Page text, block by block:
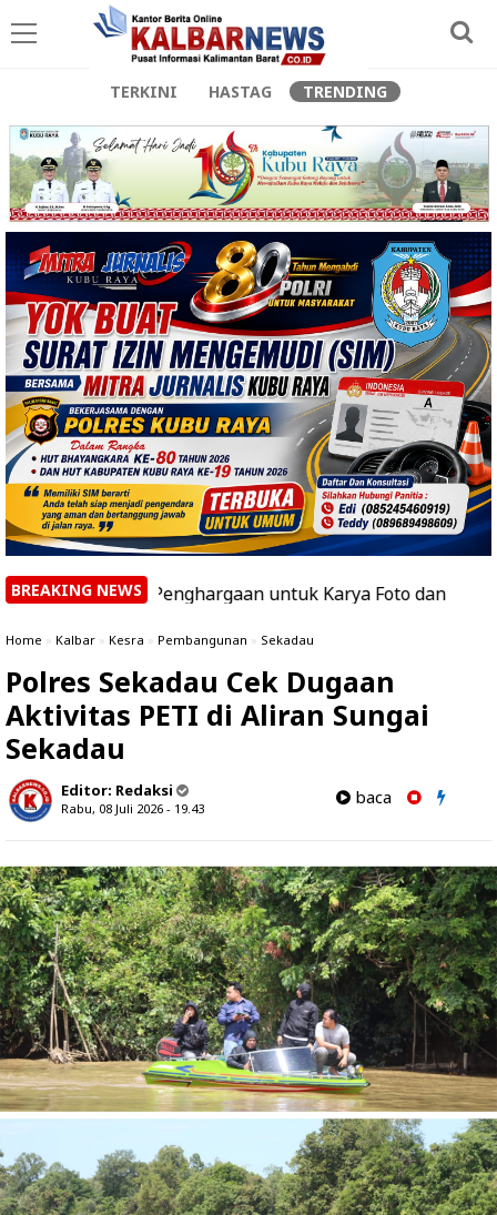
TERKINI HASTAG TRENDING
BREAKING NEWS
Penghargaan untuk Karya Foto dan Video Terbaik
Home » Kalbar » Kesra » Pembangunan » Sekadau
Polres Sekadau Cek Dugaan
Aktivitas PETI di Aliran Sungai
Sekadau
Editor: Redaksi
Rabu, 08 Juli 2026 - 19.43
baca